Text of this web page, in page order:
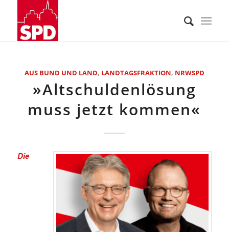
AUS BUND UND LAND, LANDTAGSFRAKTION, NRWSPD
»Altschuldenlösung
muss jetzt kommen«
Die